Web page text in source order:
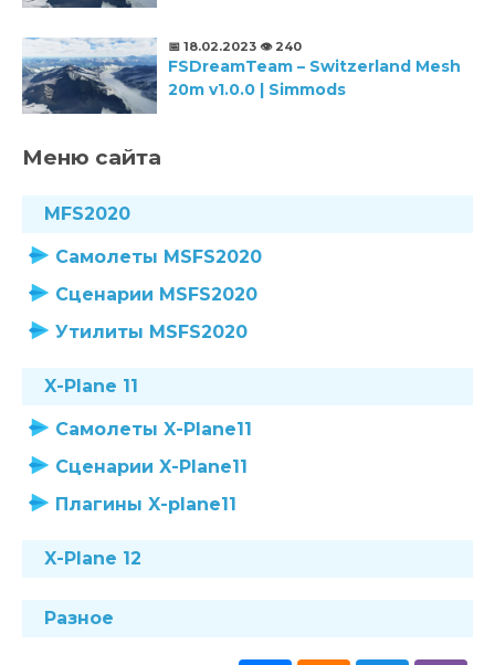
📅 18.02.2023 👁️ 240
FSDreamTeam – Switzerland Mesh
20m v1.0.0 | Simmods
Меню сайта
MFS2020
Самолеты MSFS2020
Сценарии MSFS2020
Утилиты MSFS2020
X-Plane 11
Самолеты X-Plane11
Сценарии X-Plane11
Плагины X-plane11
X-Plane 12
Разное